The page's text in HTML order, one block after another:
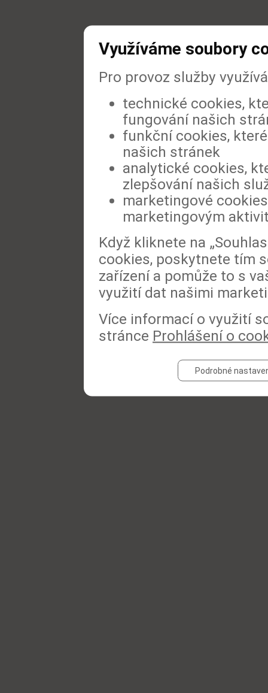
Využíváme soubory
Pro provoz služby
technické cookies,
fungování našich
funkční cookies,
našich stránek
analytické cookies,
zlepšování našich
marketingové
marketingovým
Když kliknete na
cookies, poskytnete tím
zařízení a pomůže to s
využití dat našimi
Více informací o využití
stránce Prohlášení o
Podrobné